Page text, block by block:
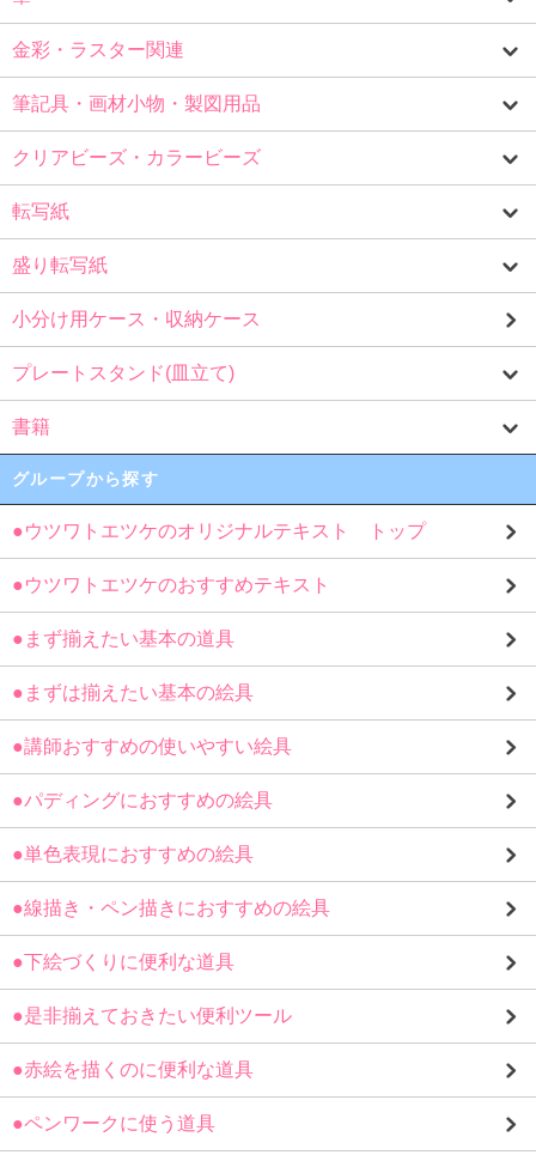
金彩・ラスター関連
筆記具・画材小物・製図用品
クリアビーズ・カラービーズ
転写紙
盛り転写紙
小分け用ケース・収納ケース
プレートスタンド(皿立て)
書籍
グループから探す
●ウツワトエツケのオリジナルテキスト トップ
●ウツワトエツケのおすすめテキスト
●まず揃えたい基本の道具
●まずは揃えたい基本の絵具
●講師おすすめの使いやすい絵具
●パディングにおすすめの絵具
●単色表現におすすめの絵具
●線描き・ペン描きにおすすめの絵具
●下絵づくりに便利な道具
●是非揃えておきたい便利ツール
●赤絵を描くのに便利な道具
●ペンワークに使う道具